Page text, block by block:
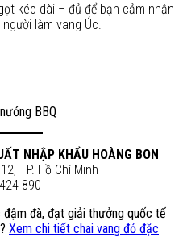
kéo dài – đủ để bạn cảm nhận
làm vang Úc.
BBQ
NHẬP KHẨU HOÀNG BON
TP. Hồ Chí Minh
890
đậm đà, đạt giải thưởng quốc tế
Xem chi tiết chai vang đỏ đặc